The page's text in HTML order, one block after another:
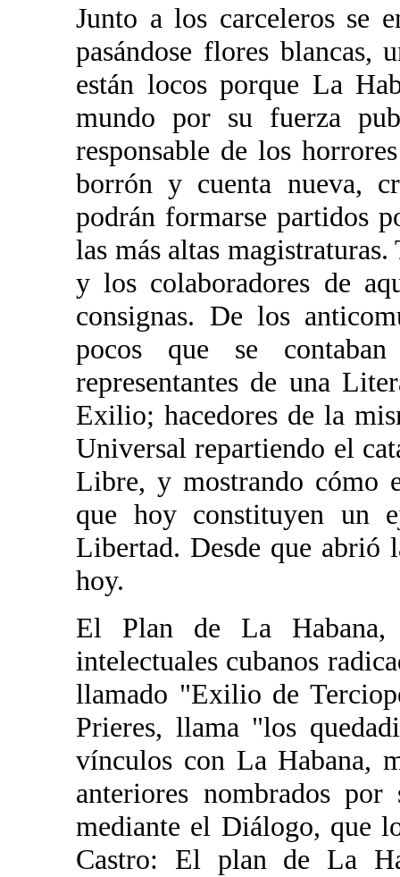
Junto a los carceleros se
pasándose flores blancas,
están locos porque La
mundo por su fuerza
responsable de los
borrón y cuenta nueva,
podrán formarse partidos
las más altas
y los colaboradores de
consignas. De los
pocos que se
representantes de una
Exilio; hacedores de la
Universal repartiendo el
Libre, y mostrando cómo
que hoy constituyen un
Libertad. Desde que abrió
hoy.
El Plan de La
intelectuales cubanos
llamado "Exilio de
Prieres, llama "los
vínculos con La Habana,
anteriores nombrados
mediante el Diálogo, que
Castro: El plan de La